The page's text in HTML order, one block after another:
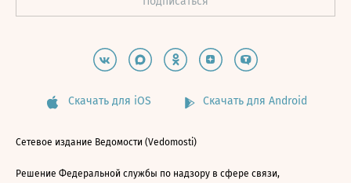
Скачать для iOS Скачать для Android
Сетевое издание Ведомости (Vedomosti)
Решение Федеральной службы по надзору в сфере связи,